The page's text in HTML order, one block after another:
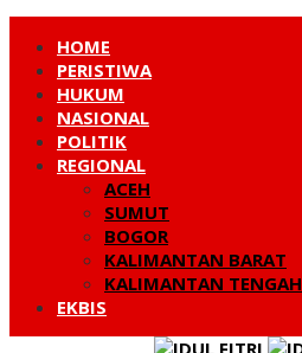
HOME
PERISTIWA
HUKUM
NASIONAL
POLITIK
REGIONAL
ACEH
SUMUT
BOGOR
KALIMANTAN BARAT
KALIMANTAN TENGAH
EKBIS